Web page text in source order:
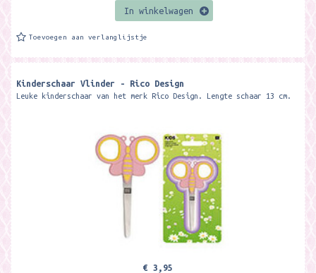
In winkelwagen
Toevoegen aan verlanglijstje
Kinderschaar Vlinder - Rico Design
Leuke kinderschaar van het merk Rico Design. Lengte schaar 13 cm.
€ 3,95